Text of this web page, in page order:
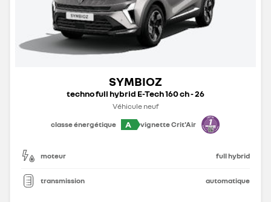
SYMBIOZ
techno full hybrid E-Tech 160 ch - 26
Véhicule neuf
classe énergétique
A vignette Crit'Air
moteur full hybrid
transmission automatique